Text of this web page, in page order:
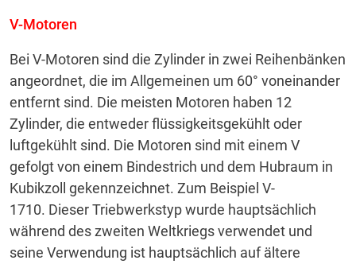
V-Motoren
Bei V-Motoren sind die Zylinder in zwei Reihenbänken
angeordnet, die im Allgemeinen um 60° voneinander
entfernt sind. Die meisten Motoren haben 12
Zylinder, die entweder flüssigkeitsgekühlt oder
luftgekühlt sind. Die Motoren sind mit einem V
gefolgt von einem Bindestrich und dem Hubraum in
Kubikzoll gekennzeichnet. Zum Beispiel V-
1710. Dieser Triebwerkstyp wurde hauptsächlich
während des zweiten Weltkriegs verwendet und
seine Verwendung ist hauptsächlich auf ältere